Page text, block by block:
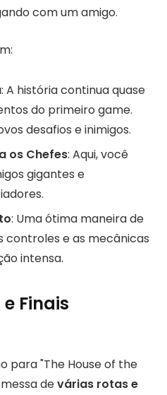
com um amigo.
: A história continua quase
do primeiro game.
desafios e inimigos.
os Chefes: Aqui, você
gigantes e
: Uma ótima maneira de
controles e as mecânicas
intensa.
Finais
para "The House of the
devárias rotas e